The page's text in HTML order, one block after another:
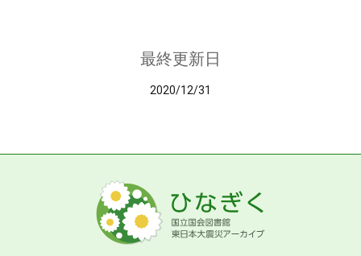
最終更新日
2020/12/31